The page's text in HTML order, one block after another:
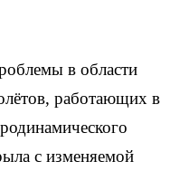
в области
работающих в
с изменяемой